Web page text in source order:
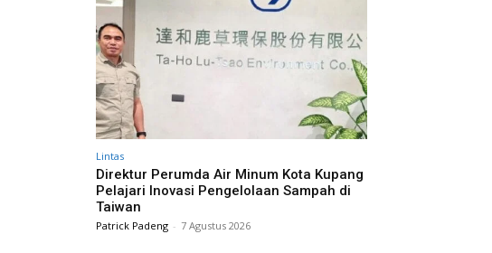
Lintas
Direktur Perumda Air Minum Kota Kupang
Pelajari Inovasi Pengelolaan Sampah di
Taiwan
Patrick Padeng - 7 Agustus 2026